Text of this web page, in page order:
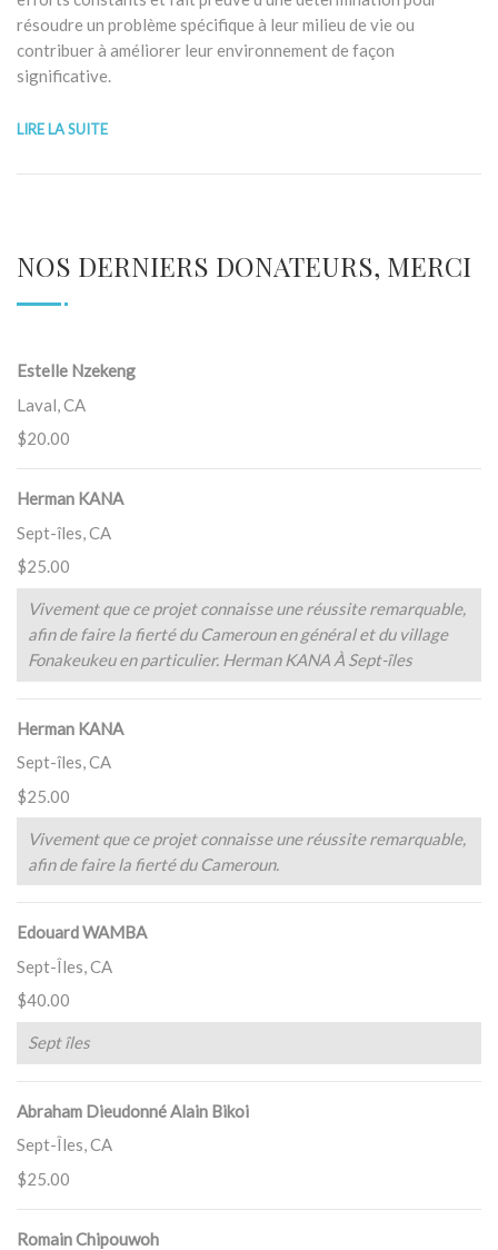
résoudre un problème spécifique à leur milieu de vie ou
contribuer à améliorer leur environnement de façon
significative.
LIRE LA SUITE
NOS DERNIERS DONATEURS, MERCI
Estelle Nzekeng
Laval, CA
$20.00
Herman KANA
Sept-îles, CA
$25.00
Vivement que ce projet connaisse une réussite remarquable,
afin de faire la fierté du Cameroun en général et du village
Fonakeukeu en particulier. Herman KANA À Sept-îles
Herman KANA
Sept-îles, CA
$25.00
Vivement que ce projet connaisse une réussite remarquable,
afin de faire la fierté du Cameroun.
Edouard WAMBA
Sept-Îles, CA
$40.00
Sept îles
Abraham Dieudonné Alain Bikoi
Sept-Îles, CA
$25.00
Romain Chipouwoh